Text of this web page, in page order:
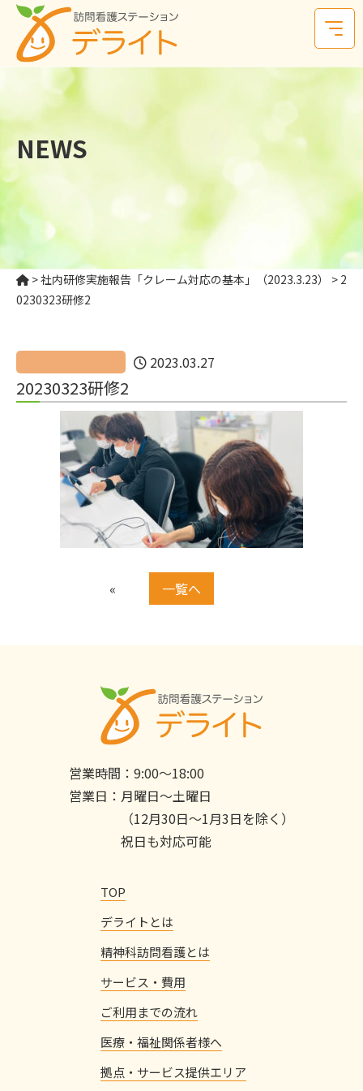
NEWS
>社内研修実施報告「クレーム対応の基本」（2023.3.23） > 2
0230323研修2
2023.03.27
20230323研修2
« 一覧へ
営業時間： 9:00〜18:00
営業日： 月曜日〜土曜日
（12月30日〜1月3日を除く）
祝日も対応可能
TOP
デライトとは
精神科訪問看護とは
サービス・費用
ご利用までの流れ
医療・福祉関係者様へ
拠点・サービス提供エリア